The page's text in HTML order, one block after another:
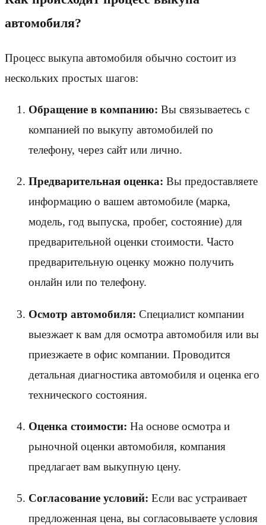
автомобиля?
Процесс выкупа автомобиля обычно состоит из
нескольких простых шагов:
Обращение в компанию: Вы связываетесь с
компанией по выкупу автомобилей по
телефону, через сайт или лично.
Предварительная оценка: Вы предоставляете
информацию о вашем автомобиле (марка,
модель, год выпуска, пробег, состояние) для
предварительной оценки стоимости. Часто
предварительную оценку можно получить
онлайн или по телефону.
Осмотр автомобиля: Специалист компании
выезжает к вам для осмотра автомобиля или вы
приезжаете в офис компании. Проводится
детальная диагностика автомобиля и оценка его
технического состояния.
Оценка стоимости: На основе осмотра и
рыночной оценки автомобиля, компания
предлагает вам выкупную цену.
Согласование условий: Если вас устраивает
предложенная цена, вы согласовываете условия